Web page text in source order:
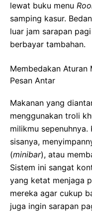
lewat buku menu
samping kasur.
luar jam sarapan
berbayar tambahan.
Membedakan Aturan
Pesan Antar
Makanan yang
menggunakan troli
milikmu sepenuhnya.
sisanya,
(minibar), atau
Sistem ini sangat
yang ketat menjaga
mereka agar cukup
juga ingin sarapan